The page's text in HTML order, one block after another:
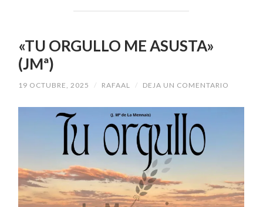
«TU ORGULLO ME ASUSTA»
(JMª)
19 OCTUBRE, 2025 / RAFAAL / DEJA UN COMENTARIO